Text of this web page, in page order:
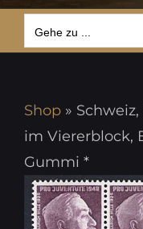
Gehe zu ...
Shop » Schweiz,
im Viererblock,
Gummi *